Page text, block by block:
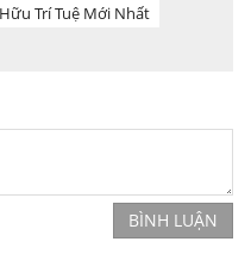
Trí Tuệ Mới Nhất
BÌNH LUẬN